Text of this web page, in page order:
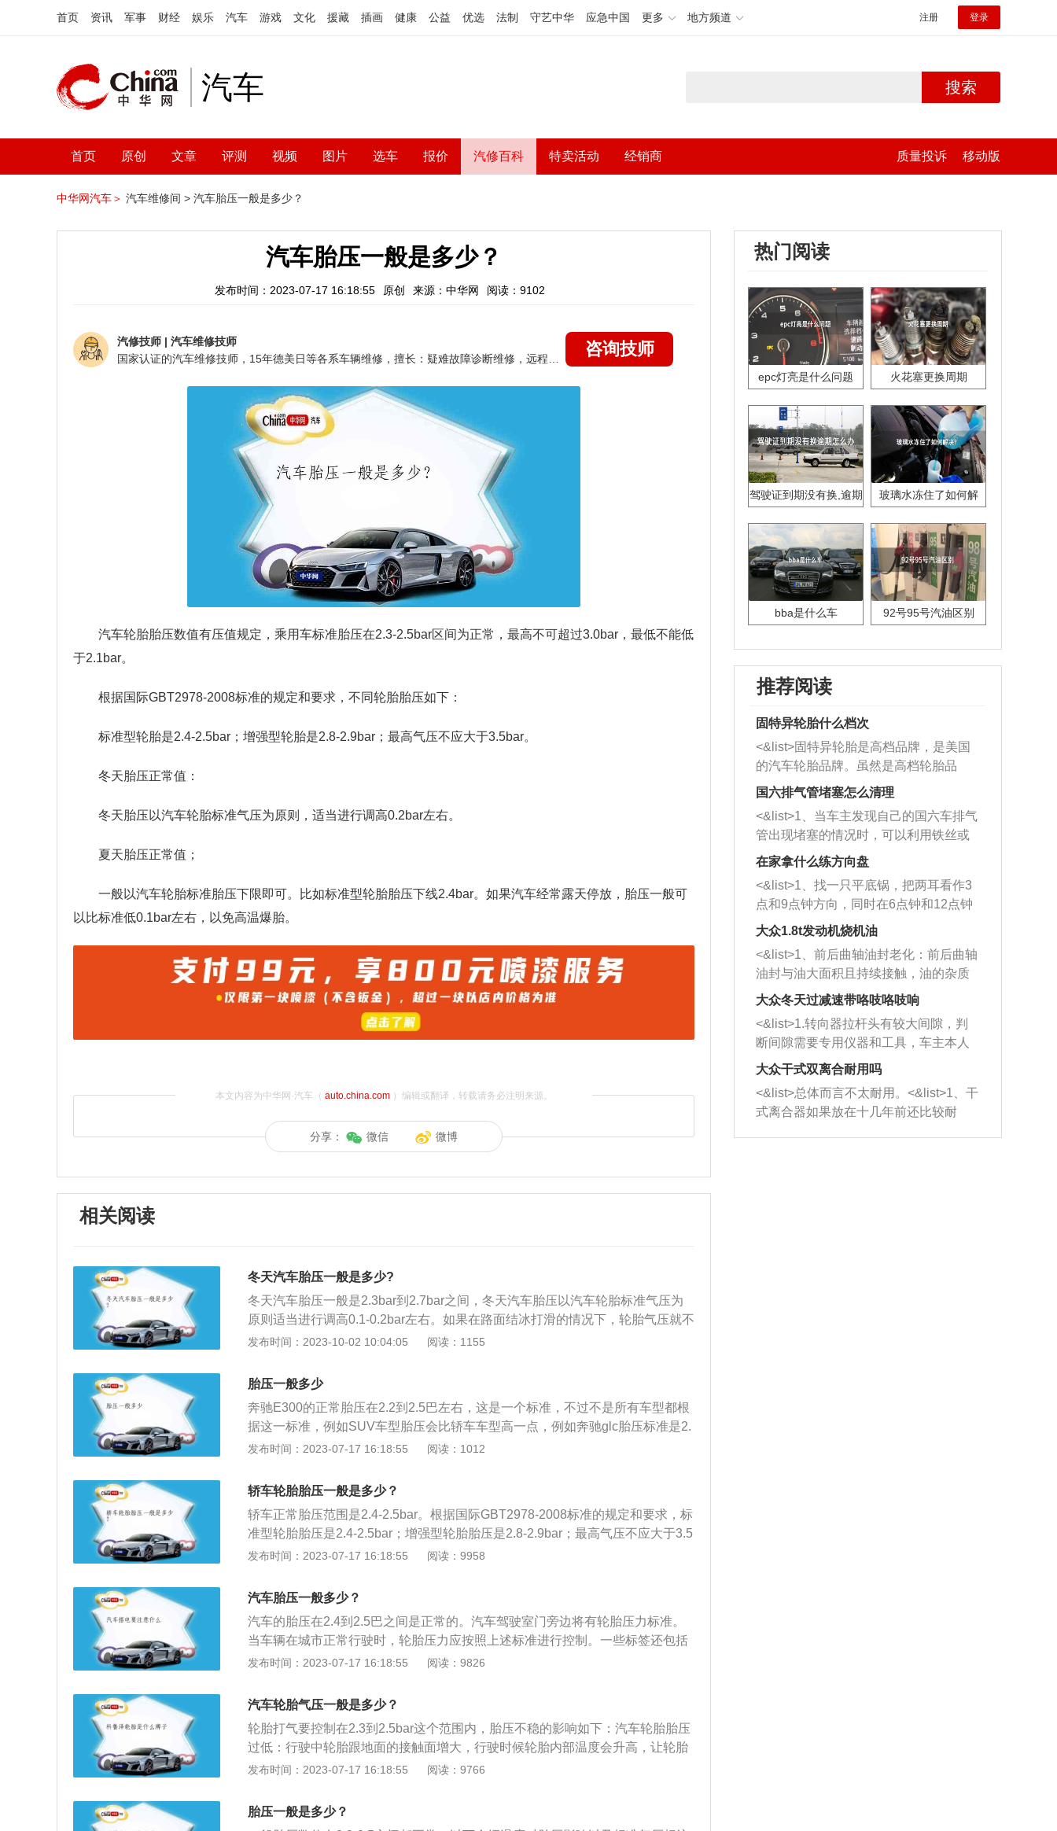
首页 资讯 军事 财经 娱乐 汽车 游戏 文化 援藏 插画 健康 公益 优选 法制 守艺中华 应急中国 更多 地方频道 注册 登录
汽车 搜索
首页 原创 文章 评测 视频 图片 选车 报价 汽修百科 特卖活动 经销商 质量投诉 移动版
中华网汽车＞ 汽车维修间 > 汽车胎压一般是多少？
汽车胎压一般是多少？
发布时间：2023-07-17 16:18:55 原创 来源：中华网 阅读：9102
汽修技师 | 汽车维修技师
咨询技师
汽车轮胎胎压数值有压值规定，乘用车标准胎压在2.3-2.5bar区间为正常，最高不可超过3.0bar，最低不能低
于2.1bar。
根据国际GBT2978-2008标准的规定和要求，不同轮胎胎压如下：
标准型轮胎是2.4-2.5bar；增强型轮胎是2.8-2.9bar；最高气压不应大于3.5bar。
冬天胎压正常值：
冬天胎压以汽车轮胎标准气压为原则，适当进行调高0.2bar左右。
夏天胎压正常值；
一般以汽车轮胎标准胎压下限即可。比如标准型轮胎胎压下线2.4bar。如果汽车经常露天停放，胎压一般可
以比标准低0.1bar左右，以免高温爆胎。
本文内容为中华网·汽车（ auto.china.com）编辑或翻译，转载请务必注明来源。
分享： 微信 微博
相关阅读
冬天汽车胎压一般是多少?
冬天汽车胎压一般是2.3bar到2.7bar之间，冬天汽车胎压以汽车轮胎标准气压为
原则适当进行调高0.1-0.2bar左右。如果在路面结冰打滑的情况下，轮胎气压就不
宜过高，虽可降低磨损，但胎压高会影响轮胎的附着力。为了增加轮胎的附着
态下前胎2.2-2.3bar，后胎2.4-2.5bar都属于正常范围。(有的是反过来，前胎2.4-
2.5bar，后胎2.2-2.3bar)具体以每辆车标注的胎压为准。根据热胀冷缩的原理，
夏天可以比正常值调低0.1-0.2bar，冬天可以比正常值调高0.1-0.2bar。这里的正
常值需要参考汽车说明书。有人觉得冬天胎压要低，这样可以增加胎面与地面的
接触面。这点绝对错误，如果胎压过低，胎侧变形加剧会造成损坏和爆胎，而且
加；方向盘很重，容易滑落以及其他不利于驾驶安全的因素；这会增加轮胎各部
分的运动量，过度滚动会导致轮胎异常发热；降低电线和橡胶的功能，导致电线
和轮辋之间分层或过度摩擦，从而损坏胎圈和异常磨损；轮胎与地面之间的摩擦
汽车应至少每月检查一次轮胎压力，并在每次季节变化时调整轮胎压力。
发布时间：2023-10-02 10:04:05 阅读：1155
胎压一般多少
奔驰E300的正常胎压在2.2到2.5巴左右，这是一个标准，不过不是所有车型都根
据这一标准，例如SUV车型胎压会比轿车车型高一点，例如奔驰glc胎压标准是2.
2到2.9巴之间。所以具体标准还是要根据厂商给出的，一般都会显示在车辆用户
压。胎压是轮胎的生命，想要轮胎能够处于良好的工作状况，首先要确保轮胎胎
压正确合适，不过胎压很难控制准确，可以略高但是千万不能太低。同时还有季
节因素，夏天和冬天相比，胎压应该是要低一些，因为夏天的气温高，轮胎容易
发热，胎压高的话容易引起爆胎；冬季胎压比夏季要高一点，因为冷缩热胀。但
是，无论如何调节，都不应该超过厂商的推荐值很多。建议用户在出行的时候，
手司机可能一下子感觉不到；如果缺乏相关设备，可以定期到附近的修理店检查
胎压以及补充。
发布时间：2023-07-17 16:18:55 阅读：1012
轿车轮胎胎压一般是多少？
轿车正常胎压范围是2.4-2.5bar。根据国际GBT2978-2008标准的规定和要求，标
准型轮胎胎压是2.4-2.5bar；增强型轮胎胎压是2.8-2.9bar；最高气压不应大于3.5
bar。胎压过高的危害：轮胎的摩擦力、附着力会降低，影响制动效果；导致方向
胎寿命下降；车身的震动变大，间接会影响到其他零部件的寿命；会使轮胎帘线
受到过度的伸张变形，胎体弹性下降，使汽车在行驶中受到的负荷增大；耐轧性
能下降。当遇到路面的钉子、玻璃等尖锐物体时，很容易扎入胎内，冲击会产生
内裂和爆破，造成爆胎。胎压过低的危害：与路面的摩擦系数便会增大，油耗上
升；造成方向盘很沉，易跑偏等不利驾乘安全的因素；使轮胎各部位的运动量增
或者帘线折断与轮辋之间产生过度的摩擦造成胎圈部位损伤，异常磨损；轮胎与
地面的摩擦成倍增加，胎温急剧升高，轮胎变软，强度急剧下降。车辆高速行
驶，就可能导致爆胎；使胎体变形增大，胎侧容易出现裂口，同时产生屈挠运
积增大，加速胎肩磨损。
发布时间：2023-07-17 16:18:55 阅读：9958
汽车胎压一般多少？
汽车的胎压在2.4到2.5巴之间是正常的。汽车驾驶室门旁边将有轮胎压力标准。
当车辆在城市正常行驶时，轮胎压力应按照上述标准进行控制。一些标签还包括
空载和重载下的空气压力。请参阅标签上的空气压力。高速行驶时，轮胎温度容
震有关。如果您觉得车辆的减震性差，可以稍微降低车辆的胎压。
发布时间：2023-07-17 16:18:55 阅读：9826
汽车轮胎气压一般是多少？
轮胎打气要控制在2.3到2.5bar这个范围内，胎压不稳的影响如下：汽车轮胎胎压
过低：行驶中轮胎跟地面的接触面增大，行驶时候轮胎内部温度会升高，让轮胎
处于变形的状态，这种状态下容易损坏轮胎。汽车轮胎胎压过高：胎压过高，会
车失控，遇地面突起物或凹陷爆破，损害车的悬挂系统，引起乘坐不舒适，胎压
太高还容易导致轮胎爆胎。
发布时间：2023-07-17 16:18:55 阅读：9766
胎压一般是多少？
热门阅读
epc灯亮是什么问题 火花塞更换周期
驾驶证到期没有换,逾期
玻璃水冻住了如何解
bba是什么车 92号95号汽油区别
推荐阅读
固特异轮胎什么档次
<&list>固特异轮胎是高档品牌，是美国
的汽车轮胎品牌。虽然是高档轮胎品
牌，但是中高低端的轮胎都有生产，这
也是为了更好的开拓市场。
国六排气管堵塞怎么清理
<&list>1、当车主发现自己的国六车排气
管出现堵塞的情况时，可以利用铁丝或
者是细棍，直接将杂物给取出来，如果
堵塞情况比较严重，也可以采取应急措
施。 <&list>2、直接利用木棍将所有的
杂物推到排气管里面的位置处，然后将
三元催化器拆解开，就可以将堵塞的东
西取出来。但如果是因为积碳过多引起
的堵塞，就需要将三元催化器泡在草酸
洗剂对堵塞的情况得到解决，将清洗剂
放在燃油箱中，与燃油混合后，车辆启
动时，就可以和汽油一起进入到燃烧
室，最后形成废气排出，就可以让三元
催化器得到清洗，排气管堵塞的情况就
能够得到解决。
在家拿什么练方向盘
<&list>1、找一只平底锅，把两耳看作3
点和9点钟方向，同时在6点钟和12点钟
方向做一个标记。 <&list>2、双手握住
一圈半的练习，往右同样也要打相同的
圈数。 <&list>3、最后强调要反复练
习，这样就可以形成肌肉记忆，在真实
驾驶车辆时，不需要记忆也能打好方
向。
大众1.8t发动机烧机油
<&list>1、前后曲轴油封老化：前后曲轴
油封与油大面积且持续接触，油的杂质
和发动机内持续温度变化使其密封效果
逐渐减弱，导致渗油或漏油。<&list>2、
活塞间隙过大：积碳会使活塞环与缸体
的间隙扩大，导致机油流入燃烧室中，
造成烧机油。<&list>3、机油粘度。使用
机油粘度过小的话，同样会有烧机油现
象，机油粘度过小具有很好的流动性，
大众冬天过减速带咯吱咯吱响
<&list>1.转向器拉杆头有较大间隙，判
断间隙需要专用仪器和工具，车主本人
无法制作，需要将车辆送到修理厂或4s
店；<&list>2.车辆半轴套管防尘罩破
裂，破裂后会出现漏油现象，使半轴磨
损严重，磨损的半轴容易损坏，产生异
响；<&list>3.稳定器的转向胶套和球头
大众干式双离合耐用吗
<&list>总体而言不太耐用。<&list>1、干
式离合器如果放在十几年前还比较耐